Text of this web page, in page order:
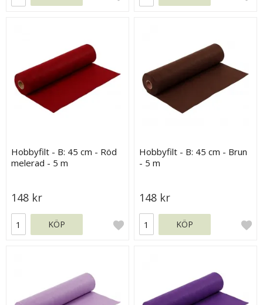
Hobbyfilt - B: 45 cm - Röd
melerad - 5 m
148 kr
KÖP
Hobbyfilt - B: 45 cm - Brun
- 5 m
148 kr
KÖP